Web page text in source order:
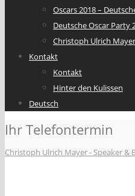
Oscars 2018 –
Deutsche Oscar Party
Christoph Ulrich
Kontakt
Kontakt
Hinter den Kulissen
Deutsch
Ihr Telefontermin
Christoph Ulrich Mayer - Speaker &